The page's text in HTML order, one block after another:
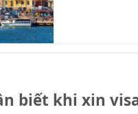
biết khi xin